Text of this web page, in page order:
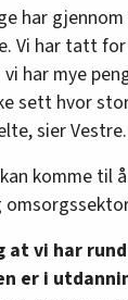
har
Vi har tatt
har mye
sett hvor
sier Vestre.
komme til
at vi har
er i